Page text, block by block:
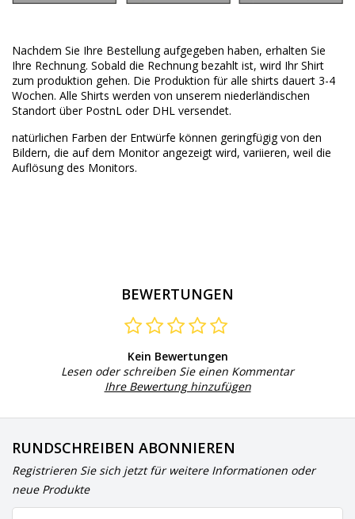
Nachdem Sie Ihre Bestellung aufgegeben haben, erhalten Sie
Ihre Rechnung. Sobald die Rechnung bezahlt ist, wird Ihr Shirt
zum produktion gehen. Die Produktion für alle shirts dauert 3-4
Wochen. Alle Shirts werden von unserem niederländischen
Standort über PostnL oder DHL versendet.
natürlichen Farben der Entwürfe können geringfügig von den
Bildern, die auf dem Monitor angezeigt wird, variieren, weil die
Auflösung des Monitors.
BEWERTUNGEN
Kein Bewertungen
Lesen oder schreiben Sie einen Kommentar
Ihre Bewertung hinzufügen
RUNDSCHREIBEN ABONNIEREN
Registrieren Sie sich jetzt für weitere Informationen oder
neue Produkte